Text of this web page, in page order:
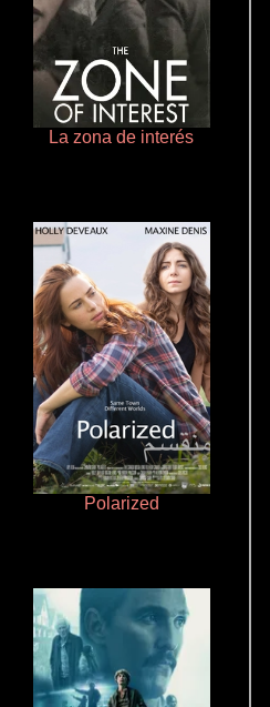
La zona de interés
Polarized